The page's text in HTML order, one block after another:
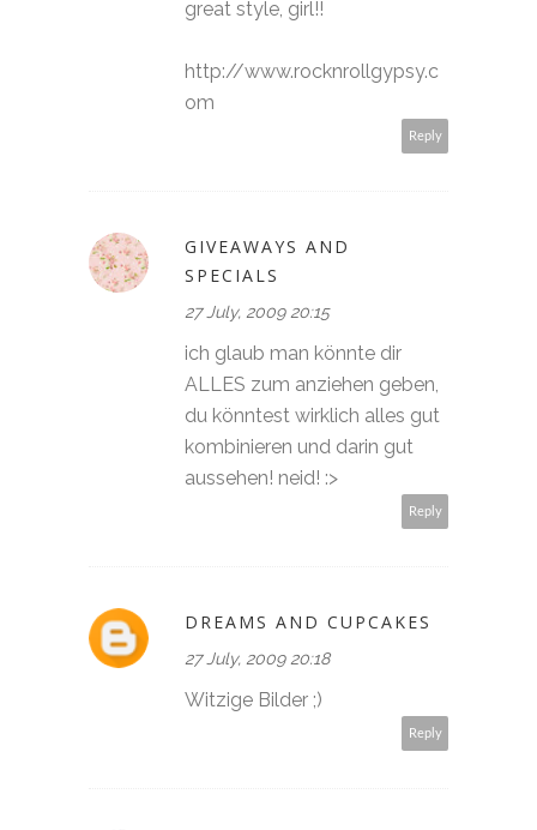
great style, girl!!
http://www.rocknrollgypsy.c
om
Reply
GIVEAWAYS AND
SPECIALS
27 July, 2009 20:15
ich glaub man könnte dir
ALLES zum anziehen geben,
du könntest wirklich alles gut
kombinieren und darin gut
aussehen! neid! :>
Reply
DREAMS AND CUPCAKES
27 July, 2009 20:18
Witzige Bilder ;)
Reply